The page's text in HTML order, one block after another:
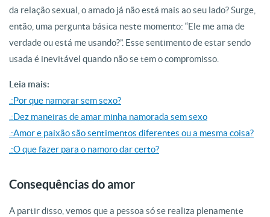
da relação sexual, o amado já não está mais ao seu lado? Surge,
então, uma pergunta básica neste momento: “Ele me ama de
verdade ou está me usando?”. Esse sentimento de estar sendo
usada é inevitável quando não se tem o compromisso.
Leia mais:
.:Por que namorar sem sexo?
.:Dez maneiras de amar minha namorada sem sexo
.:Amor e paixão são sentimentos diferentes ou a mesma coisa?
.:O que fazer para o namoro dar certo?
Consequências do amor
A partir disso, vemos que a pessoa só se realiza plenamente